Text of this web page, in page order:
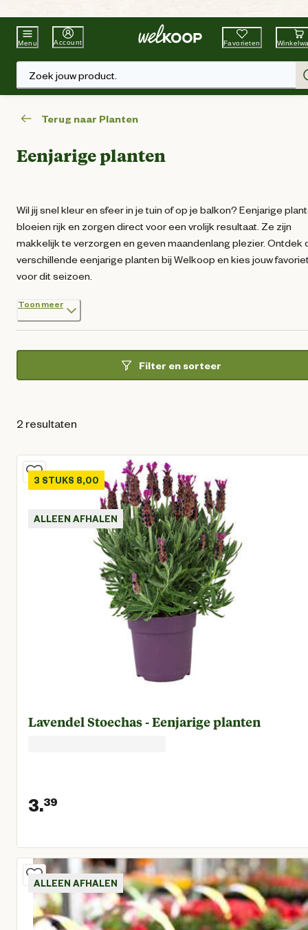
Beste WinkelketenTuin & Dier
Menu Account Favorieten
Zoek jouw product.
Terug naar Planten
Eenjarige planten
Wil jij snel kleur en sfeer in je tuin of op je balkon? Eenjarige
bloeien rijk en zorgen direct voor een vrolijk resultaat. Ze zijn
makkelijk te verzorgen en geven maandenlang plezier. Ontdek
verschillende eenjarige planten bij Welkoop en kies jouw
voor dit seizoen.
Toon meer
Filter en sorteer
2 resultaten
3 STUKS 8,00
ALLEEN AFHALEN
Lavendel Stoechas - Eenjarige planten
3.39
Huidige prijs € 3,39
ALLEEN AFHALEN